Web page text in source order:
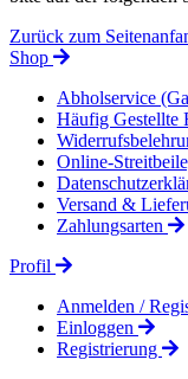
Zurück zum
Shop
Abholservice
Häufig Gestellte
Online-
Versand &
Zahlungsarten
Profil
Anmelden /
Einloggen
Registrierung